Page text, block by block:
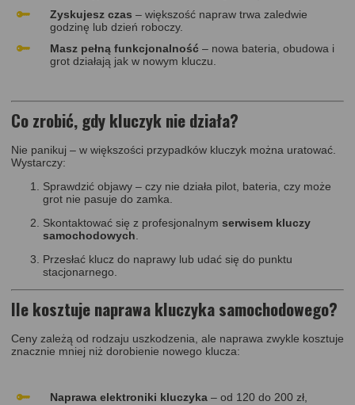
Zyskujesz czas – większość napraw trwa zaledwie
godzinę lub dzień roboczy.
Masz pełną funkcjonalność – nowa bateria, obudowa i
grot działają jak w nowym kluczu.
Co zrobić, gdy kluczyk nie działa?
Nie panikuj – w większości przypadków kluczyk można uratować.
Wystarczy:
Sprawdzić objawy – czy nie działa pilot, bateria, czy może
grot nie pasuje do zamka.
Skontaktować się z profesjonalnym serwisem kluczy
samochodowych
Przesłać klucz do naprawy lub udać się do punktu
stacjonarnego.
Ile kosztuje naprawa kluczyka samochodowego?
Ceny zależą od rodzaju uszkodzenia, ale naprawa zwykle kosztuje
znacznie mniej niż dorobienie nowego klucza:
Naprawa elektroniki kluczyka – od 120 do 200 zł,